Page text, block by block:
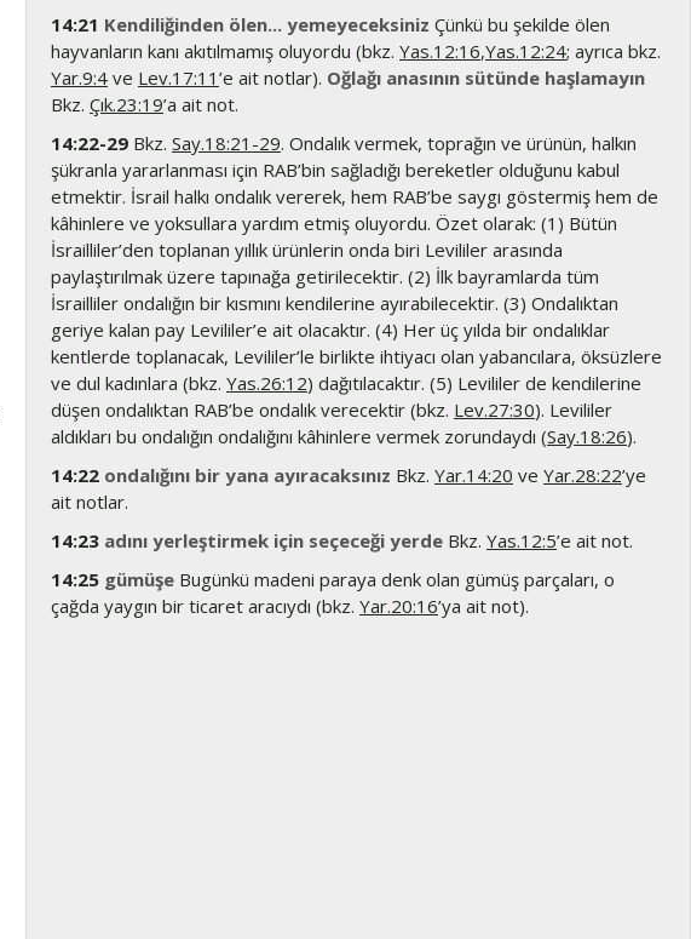
14:21 Kendiliğinden ölen... yemeyeceksiniz Çünkü bu şekilde ölen
hayvanların kanı akıtılmamış oluyordu (bkz. Yas.12:16,Yas.12:24; ayrıca bkz.
Yar.9:4 ve Lev.17:11 ’e ait notlar). Oğlağı anasının sütünde haşlamayın
Bkz. Çık.23:19’a ait not.
14:22-29 Bkz. Say.18:21-29. Ondalık vermek, toprağın ve ürünün, halkın
şükranla yararlanması için RAB’bin sağladığı bereketler olduğunu kabul
etmektir. İsrail halkı ondalık vererek, hem RAB’be saygı göstermiş hem de
kâhinlere ve yoksullara yardım etmiş oluyordu. Özet olarak: (1) Bütün
İsrailliler’den toplanan yıllık ürünlerin onda biri Levililer arasında
paylaştırılmak üzere tapınağa getirilecektir. (2) İlk bayramlarda tüm
İsrailliler ondalığın bir kısmını kendilerine ayırabilecektir. (3) Ondalıktan
geriye kalan pay Levililer’e ait olacaktır. (4) Her üç yılda bir ondalıklar
kentlerde toplanacak, Levililer’le birlikte ihtiyacı olan yabancılara, öksüzlere
ve dul kadınlara (bkz. Yas.26:12) dağıtılacaktır. (5) Levililer de kendilerine
düşen ondalıktan RAB’be ondalık verecektir (bkz. Lev.27:30). Levililer
aldıkları bu ondalığın ondalığını kâhinlere vermek zorundaydı (Say.18:26).
14:22 ondalığını bir yana ayıracaksınız Bkz. Yar.14:20 ve Yar.28:22’ye
ait notlar.
14:23 adını yerleştirmek için seçeceği yerde Bkz. Yas.12:5’e ait not.
14:25 gümüşe Bugünkü madeni paraya denk olan gümüş parçaları, o
çağda yaygın bir ticaret aracıydı (bkz. Yar.20:16’ya ait not).